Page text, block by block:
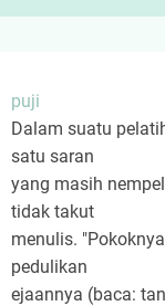
puji
Dalam suatu
satu saran
yang masih
tidak takut
menulis.
pedulikan
ejaannya (baca: